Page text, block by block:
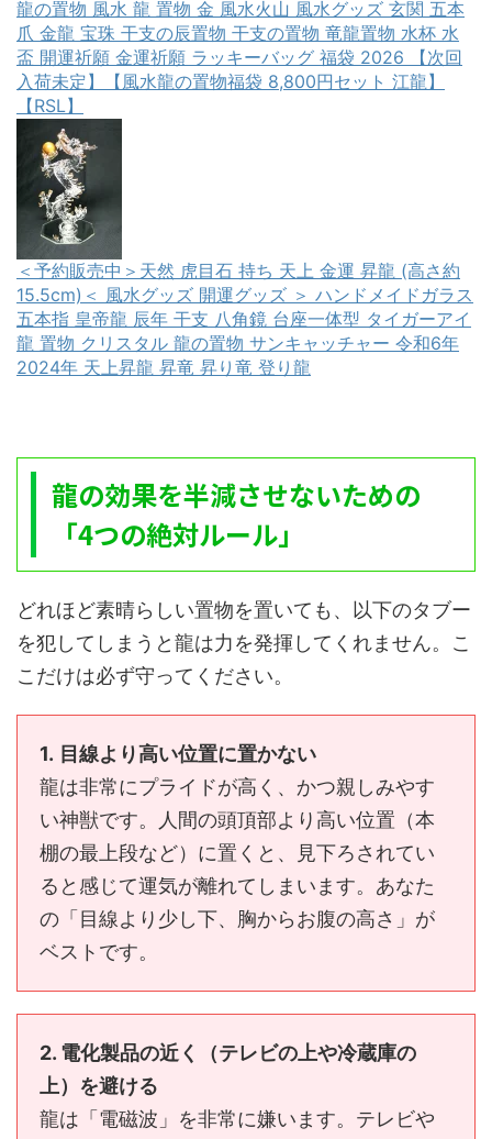
龍の置物 風水 龍 置物 金 風水火山 風水グッズ 玄関 五本
爪 金龍 宝珠 干支の辰置物 干支の置物 竜龍置物 水杯 水
盃 開運祈願 金運祈願 ラッキーバッグ 福袋 2026 【次回
入荷未定】【風水龍の置物福袋 8,800円セット 江龍】
【RSL】
＜予約販売中＞天然 虎目石 持ち 天上 金運 昇龍 (高さ約
15.5cm)＜ 風水グッズ 開運グッズ ＞ ハンドメイドガラス
五本指 皇帝龍 辰年 干支 八角鏡 台座一体型 タイガーアイ
龍 置物 クリスタル 龍の置物 サンキャッチャー 令和6年
2024年 天上昇龍 昇竜 昇り竜 登り龍
龍の効果を半減させないための
「4つの絶対ルール」
どれほど素晴らしい置物を置いても、以下のタブー
を犯してしまうと龍は力を発揮してくれません。こ
こだけは必ず守ってください。
1. 目線より高い位置に置かない
龍は非常にプライドが高く、かつ親しみやす
い神獣です。人間の頭頂部より高い位置（本
棚の最上段など）に置くと、見下ろされてい
ると感じて運気が離れてしまいます。あなた
の「目線より少し下、胸からお腹の高さ」が
ベストです。
2. 電化製品の近く（テレビの上や冷蔵庫の
上）を避ける
龍は「電磁波」を非常に嫌います。テレビや